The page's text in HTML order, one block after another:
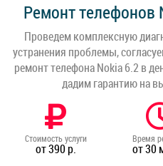
Ремонт телефонов
Проведем комплексную
устранения проблемы,
ремонт телефона Nokia 6.2 в
дадим гарантию на
Стоимость услуги
от 390 р.
Время
от 30